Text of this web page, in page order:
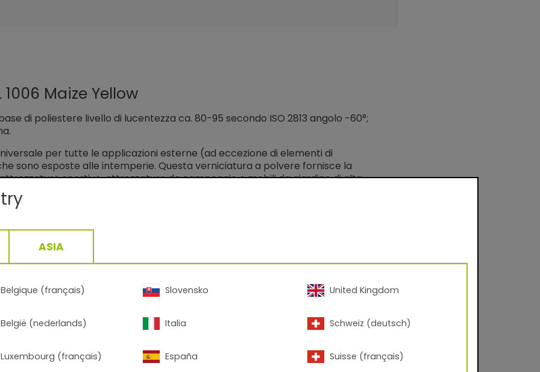
1006 Maize Yellow
di poliestere livello di lucentezza ca. 80-95 secondo ISO 2813 angolo -60°;
per tutte le applicazioni esterne (ad eccezione di elementi di
sono esposte alle intemperie. Questa verniciatura a polvere fornisce la
sportive, attrezzature da campeggio e mobili da giardino di alta
Digital Finishes:
CGI
ASIA
Belgique (français)
België (nederlands)
Luxembourg (français)
Slovensko
Italia
España
United Kingdom
Schweiz (deutsch)
Suisse (français)